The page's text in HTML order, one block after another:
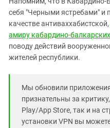
себя "Черными ястребами" и
качестве антиваххабистской,
амиру кабардино-
поводу действий
жителей республики.
Мы обновили
признательны за
Play/App Store, так и на
установки VPN вы